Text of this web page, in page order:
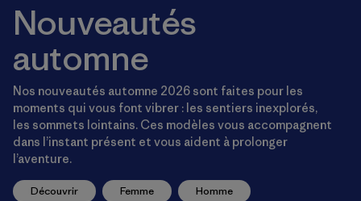
Nouveautés
automne
Nos nouveautés automne 2026 sont faites pour les
moments qui vous font vibrer : les sentiers inexplorés,
les sommets lointains. Ces modèles vous accompagnent
dans l’instant présent et vous aident à prolonger
l’aventure.
Découvrir Femme Homme